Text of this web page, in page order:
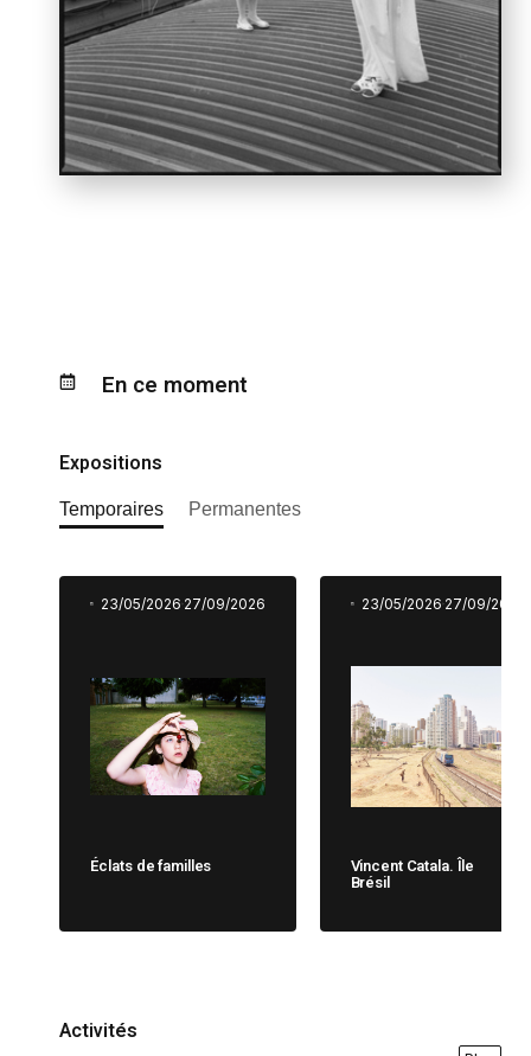
En ce moment
Expositions
Temporaires Permanentes
23/05/2026 27/09/2026
Éclats de familles
23/05/2026 27/09/2026
Vincent Catala. Île
Brésil
Activités